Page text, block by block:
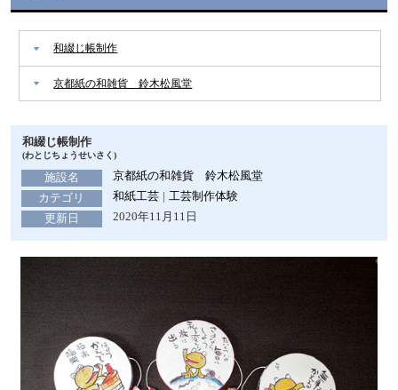
和綴じ帳制作
京都紙の和雑貨 鈴木松風堂
和綴じ帳制作
(わとじちょうせいさく)
施設名
京都紙の和雑貨 鈴木松風堂
カテゴリ
和紙工芸
工芸制作体験
更新日
2020年11月11日